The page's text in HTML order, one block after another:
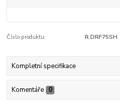
Číslo produktu: R.DRF75SH
Kompletní specifikace
Komentáře 0